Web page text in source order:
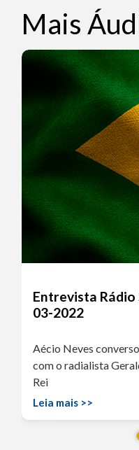
Mais
Entrevista Rádio
03-2022
Aécio Neves
com o radialista
Rei
Leia mais >>